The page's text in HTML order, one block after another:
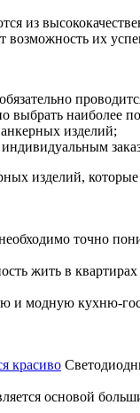
из
их
выбрать наиболее
изделий;
изделий, которые
точно
жить в
и модную кухню-
красиво
основой